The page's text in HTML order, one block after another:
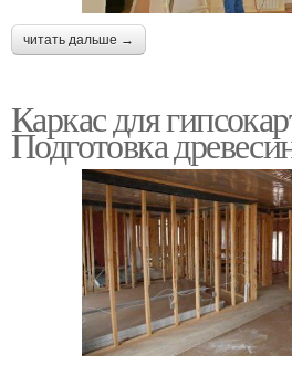
читать дальше →
Каркас для
Подготовка